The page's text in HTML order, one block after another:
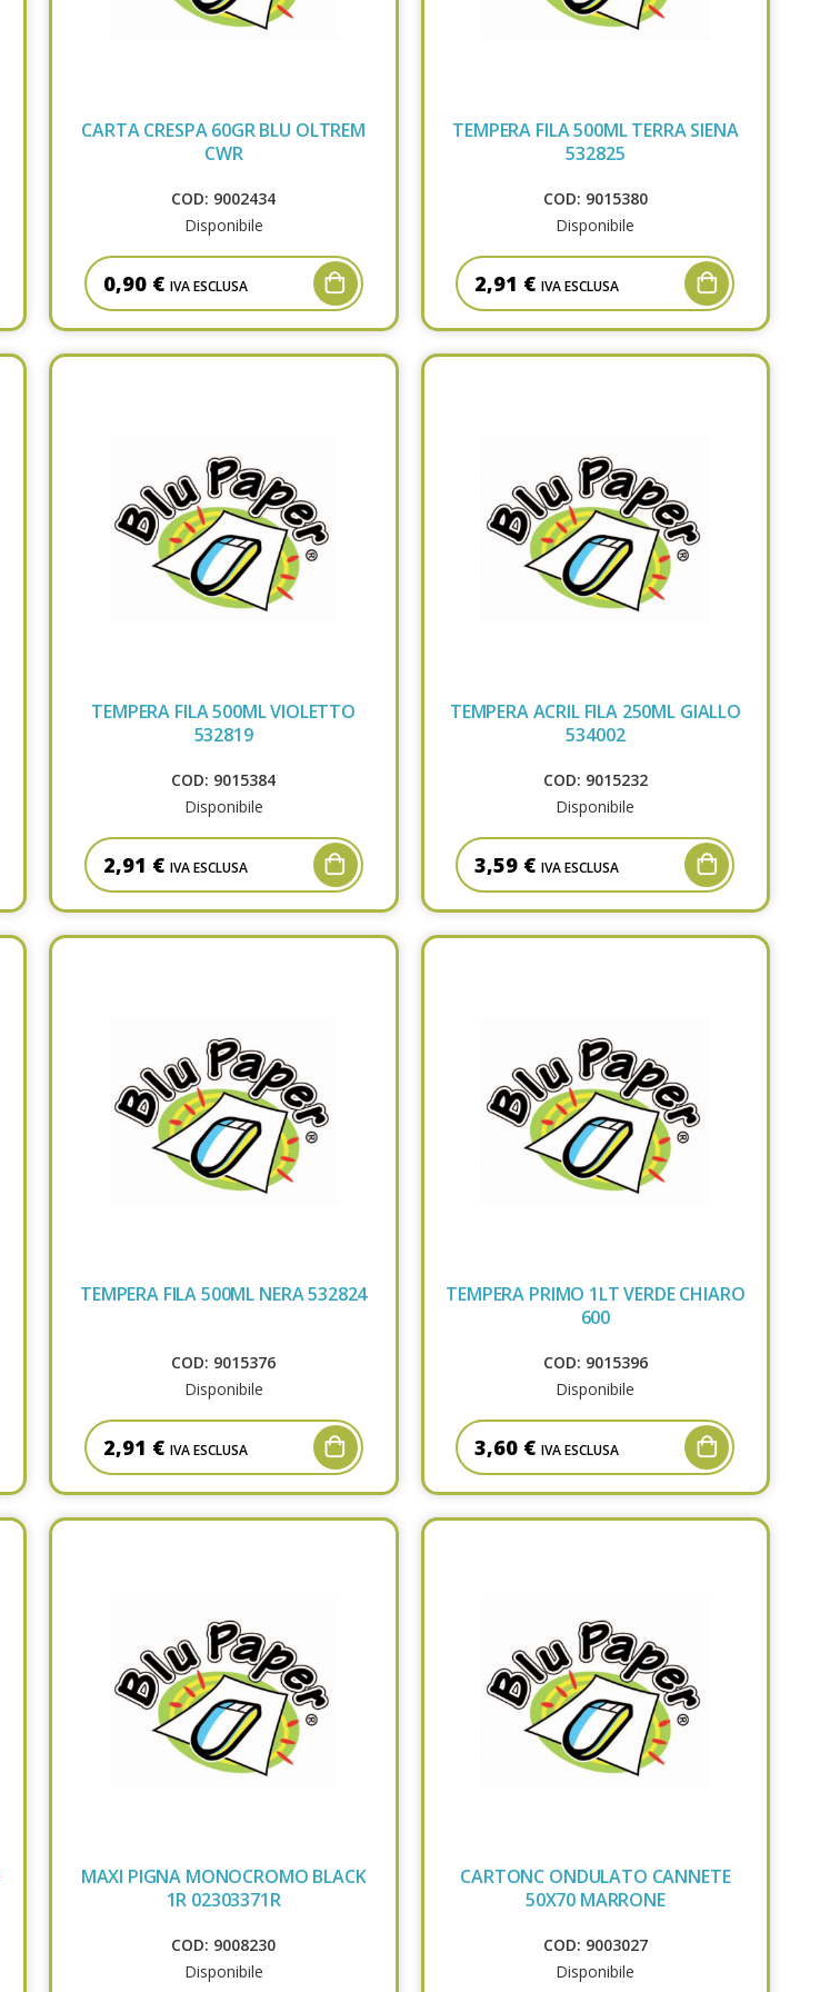
CARTA CRESPA 60GR BLU OLTREM
CWR
COD: 9002434
Disponibile
0,90 € IVA ESCLUSA
TEMPERA FILA 500ML TERRA SIENA
532825
COD: 9015380
Disponibile
2,91 € IVA ESCLUSA
TEMPERA FILA 500ML VIOLETTO
532819
COD: 9015384
Disponibile
2,91 € IVA ESCLUSA
TEMPERA ACRIL FILA 250ML GIALLO
534002
COD: 9015232
Disponibile
3,59 € IVA ESCLUSA
TEMPERA FILA 500ML NERA 532824
COD: 9015376
Disponibile
2,91 € IVA ESCLUSA
TEMPERA PRIMO 1LT VERDE CHIARO
600
COD: 9015396
Disponibile
3,60 € IVA ESCLUSA
MAXI PIGNA MONOCROMO BLACK
1R 02303371R
COD: 9008230
Disponibile
CARTONC ONDULATO CANNETE
50X70 MARRONE
COD: 9003027
Disponibile